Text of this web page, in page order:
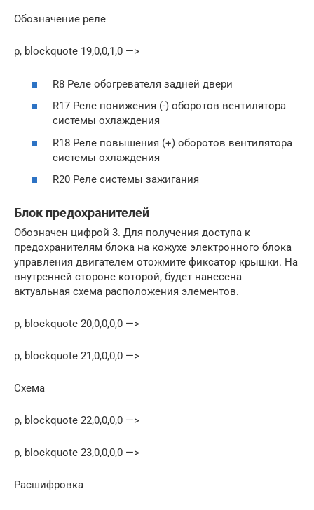
Обозначение реле
p, blockquote 19,0,0,1,0 —>
R8 Реле обогревателя задней двери
R17 Реле понижения (-) оборотов вентилятора
системы охлаждения
R18 Реле повышения (+) оборотов вентилятора
системы охлаждения
R20 Реле системы зажигания
Блок предохранителей
Обозначен цифрой 3. Для получения доступа к
предохрани­телям блока на кожухе электронного блока
управления двигателем отожмите фикса­тор крышки. На
внутренней стороне которой, будет нанесена
актуальная схема расположения элементов.
p, blockquote 20,0,0,0,0 —>
p, blockquote 21,0,0,0,0 —>
Схема
p, blockquote 22,0,0,0,0 —>
p, blockquote 23,0,0,0,0 —>
Расшифровка